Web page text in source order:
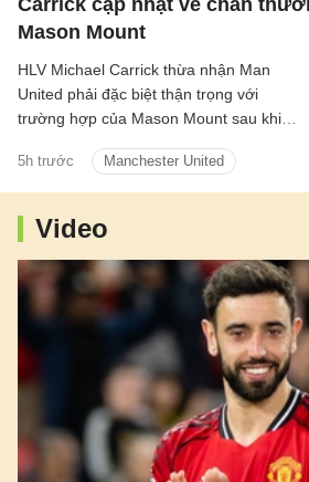
Carrick cập nhật về chấn
Mason Mount
5h trước Manchester United
HLV Michael Carrick thừa nhận Man
United phải đặc biệt thận trọng với
trường hợp của Mason Mount sau khi
vì vấn đề thể trạng trong trận hòa 1-1 với
PSG.
Video